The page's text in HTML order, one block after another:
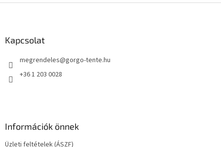
Kapcsolat
megrendeles@gorgo-tente.hu
+36 1 203 0028
Információk önnek
Üzleti feltételek (ÁSZF)